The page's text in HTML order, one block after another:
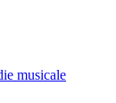
musicale